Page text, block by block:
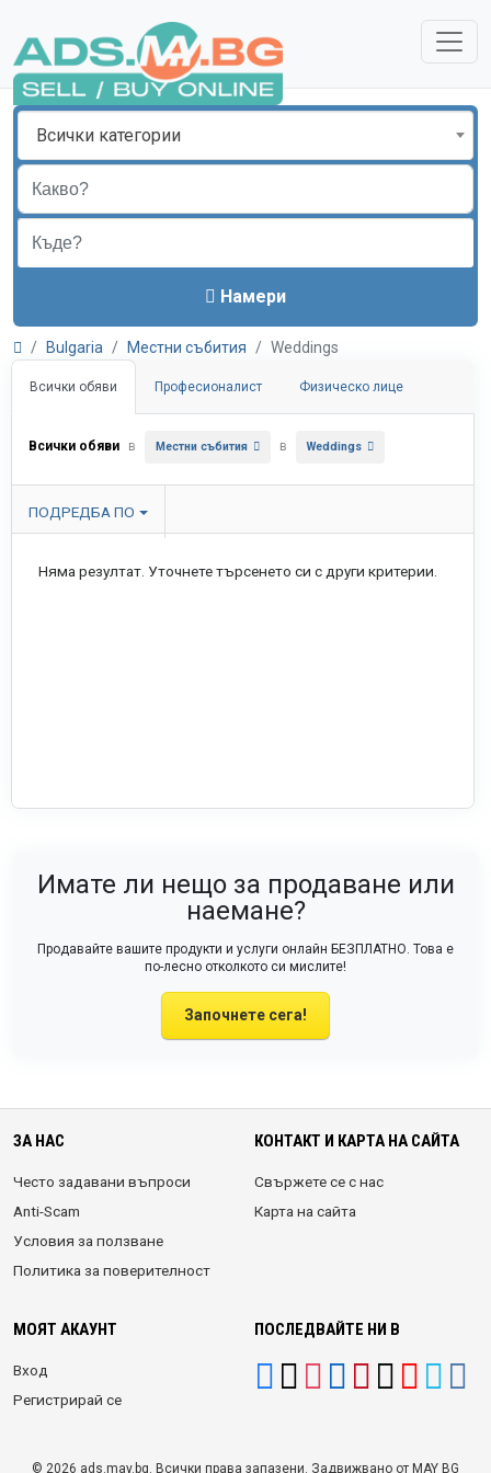
Всички категории
Намери
Bulgaria Местни събития Weddings
Всички обяви Професионалист Физическо лице
Всички обяви в Местни събития в Weddings
ПОДРЕДБА ПО
Няма резултат. Уточнете търсенето си с други критерии.
Имате ли нещо за продаване или
наемане?
Продавайте вашите продукти и услуги онлайн БЕЗПЛАТНО. Това е
по-лесно отколкото си мислите!
Започнете сега!
ЗА НАС
Често задавани въпроси
Anti-Scam
Условия за ползване
Политика за поверителност
КОНТАКТ И КАРТА НА САЙТА
Свържете се с нас
Карта на сайта
МОЯТ АКАУНТ
Вход
Регистрирай се
ПОСЛЕДВАЙТЕ НИ В
© 2026 ads.may.bg. Всички права запазени. Задвижвано от MAY BG